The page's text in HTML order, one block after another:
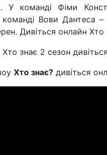
У команді Фіми
Вови Дантеса –
Дивіться онлайн
знає 2 сезон
Хто знає? дивіться